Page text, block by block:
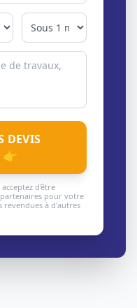
DEVIS
👉
d'être
pour votre
revendues à d'autres